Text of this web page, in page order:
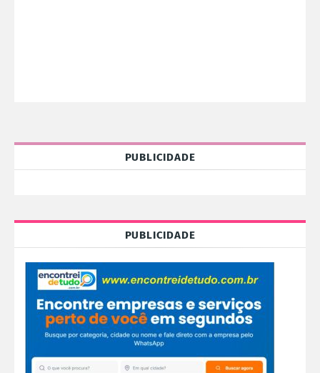
PUBLICIDADE
PUBLICIDADE